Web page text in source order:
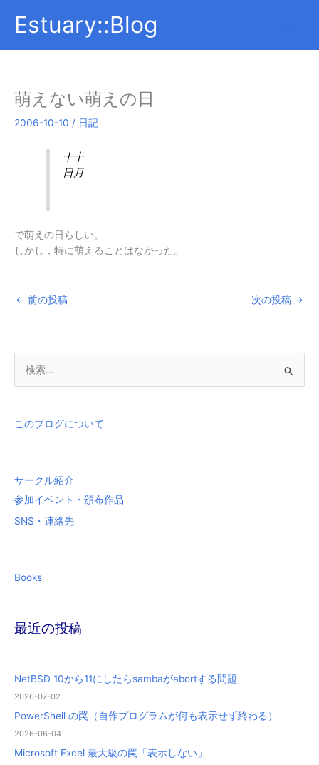
Estuary::Blog
萌えない萌えの日
2006-10-10 / 日記
十十
日月
で萌えの日らしい。
しかし，特に萌えることはなかった。
← 前の投稿 次の投稿 →
象
このブログについて
サークル紹介
参加イベント・頒布作品
SNS・連絡先
Books
最近の投稿
NetBSD 10から11にしたらsambaがabortする問題
2026-07-02
PowerShell の罠（自作プログラムが何も表示せず終わる）
2026-06-04
Microsoft Excel 最大級の罠「表示しない」